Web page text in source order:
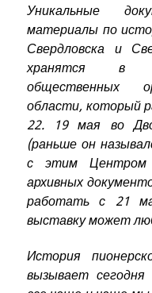
Уникальные
материалы по
Свердловска и
хранятся в
общественных
области, который
22. 19 мая во
(раньше он
с этим Центром
архивных
работать с 21
выставку может
История
вызывает